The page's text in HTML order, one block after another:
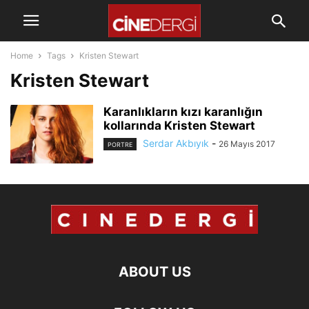
Home Tags Kristen Stewart
Kristen Stewart
Karanlıkların kızı karanlığın
kollarında Kristen Stewart
PORTRE Serdar Akbıyık - 26 Mayıs 2017
ABOUT US